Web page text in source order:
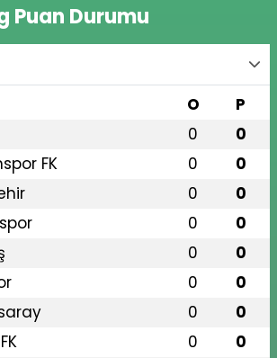
Puan Durumu
O P
0 0
FK 0 0
0 0
0 0
0 0
0 0
0 0
0 0